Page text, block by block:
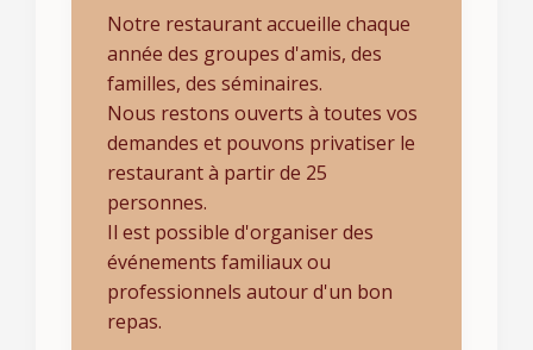
Notre restaurant accueille chaque
année des groupes d'amis, des
familles, des séminaires.
Nous restons ouverts à toutes vos
demandes et pouvons privatiser le
restaurant à partir de 25
personnes.
Il est possible d'organiser des
événements familiaux ou
professionnels autour d'un bon
repas.